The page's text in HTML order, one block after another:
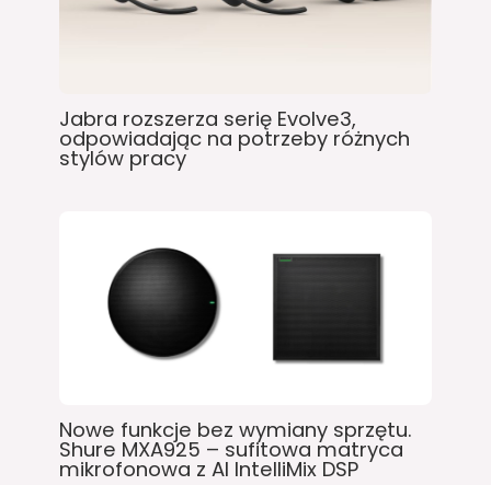
Jabra rozszerza serię Evolve3,
odpowiadając na potrzeby różnych
stylów pracy
Nowe funkcje bez wymiany sprzętu.
Shure MXA925 – sufitowa matryca
mikrofonowa z AI IntelliMix DSP